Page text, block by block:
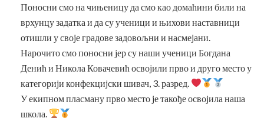
Поносни смо на чињеницу да смо као домаћини били на
врхунцу задатка и да су ученици и њихови наставници
отишли у своје градове задовољни и насмејани.
Нарочито смо поносни јер су наши ученици Богдана
Денић и Никола Ковачевић освојили прво и друго место у
категорији конфекцијски шивач, 3. разред.
У екипном пласману прво место је такође освојила наша
школа.